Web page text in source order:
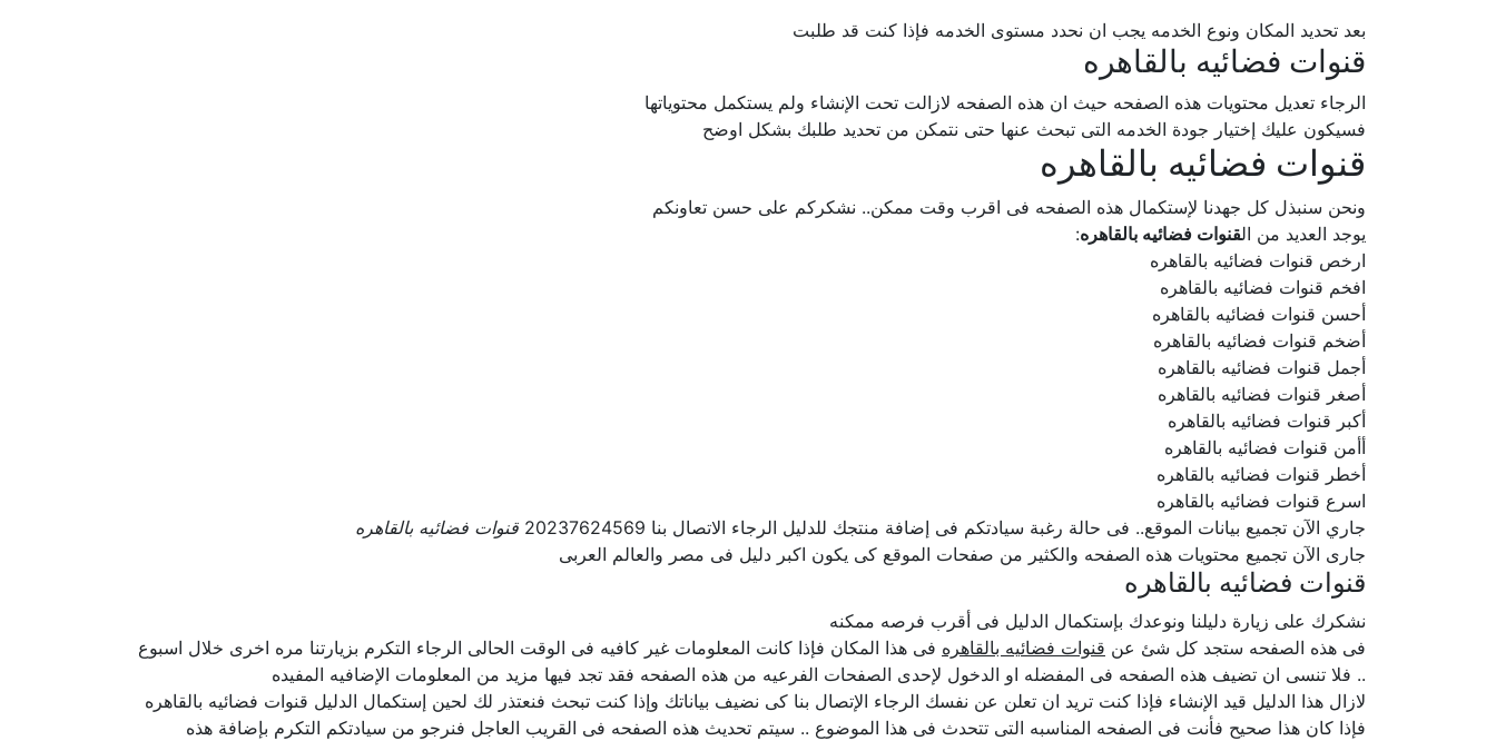
بعد تحديد المكان ونوع الخدمه يجب ان نحدد مستوى الخدمه فإذا كنت قد طلبت
قنوات فضائيه بالقاهره
الرجاء تعديل محتويات هذه الصفحه حيث ان هذه الصفحه لازالت تحت الإنشاء ولم يستكمل محتوياتها
فسيكون عليك إختيار جودة الخدمه التى تبحث عنها حتى نتمكن من تحديد طلبك بشكل اوضح
قنوات فضائيه بالقاهره
ونحن سنبذل كل جهدنا لإستكمال هذه الصفحه فى اقرب وقت ممكن.. نشكركم على حسن تعاونكم
يوجد العديد من القنوات فضائيه بالقاهره:
ارخص قنوات فضائيه بالقاهره
افخم قنوات فضائيه بالقاهره
أحسن قنوات فضائيه بالقاهره
أضخم قنوات فضائيه بالقاهره
أجمل قنوات فضائيه بالقاهره
أصغر قنوات فضائيه بالقاهره
أكبر قنوات فضائيه بالقاهره
أأمن قنوات فضائيه بالقاهره
أخطر قنوات فضائيه بالقاهره
اسرع قنوات فضائيه بالقاهره
جاري الآن تجميع بيانات الموقع.. فى حالة رغبة سيادتكم فى إضافة منتجك للدليل الرجاء الاتصال بنا 20237624569
قنوات فضائيه بالقاهره
جارى الآن تجميع محتويات هذه الصفحه والكثير من صفحات الموقع كى يكون اكبر دليل فى مصر والعالم العربى
قنوات فضائيه بالقاهره
نشكرك على زيارة دليلنا ونوعدك بإستكمال الدليل فى أقرب فرصه ممكنه
فى هذه الصفحه ستجد كل شئ عن قنوات فضائيه بالقاهره فى هذا المكان فإذا كانت المعلومات غير كافيه فى الوقت الحالى الرجاء التكرم بزيارتنا مره اخرى خلال اسبوع
.. فلا تنسى ان تضيف هذه الصفحه فى المفضله او الدخول لإحدى الصفحات الفرعيه من هذه الصفحه فقد تجد فيها مزيد من المعلومات الإضافيه المفيده
لازال هذا الدليل قيد الإنشاء فإذا كنت تريد ان تعلن عن نفسك الرجاء الإتصال بنا كى نضيف بياناتك وإذا كنت تبحث فنعتذر لك لحين إستكمال الدليل قنوات فضائيه بالقاهره
فإذا كان هذا صحيح فأنت فى الصفحه المناسبه التى تتحدث فى هذا الموضوع .. سيتم تحديث هذه الصفحه فى القريب العاجل فنرجو من سيادتكم التكرم بإضافة هذه